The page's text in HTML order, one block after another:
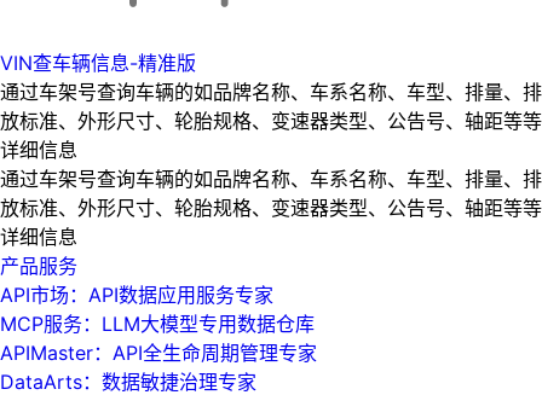
VIN查车辆信息-精准版
通过车架号查询车辆的如品牌名称、车系名称、车型、排量、排
放标准、外形尺寸、轮胎规格、变速器类型、公告号、轴距等等
详细信息
通过车架号查询车辆的如品牌名称、车系名称、车型、排量、排
放标准、外形尺寸、轮胎规格、变速器类型、公告号、轴距等等
详细信息
产品服务
API市场：API数据应用服务专家
MCP服务：LLM大模型专用数据仓库
APIMaster：API全生命周期管理专家
DataArts：数据敏捷治理专家